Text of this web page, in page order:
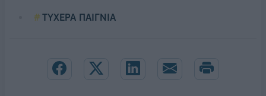
ΤΥΧΕΡΑ ΠΑΙΓΝΙΑ